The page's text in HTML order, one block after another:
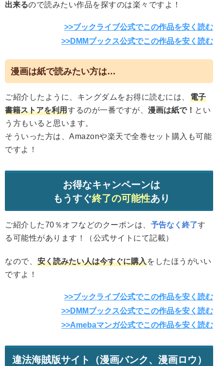
出来るので読みたい作品を探すのは楽々ですよ！
>>ブックライブ公式でこの作品を安く読む
>>DMMブックス公式でこの作品を安く読む
漫画は紙で読みたい方は…
ご紹介したように、キングダムをお得に読むには、 電子
書籍ストアを利用するのが一番ですが、 漫画は紙で！ とい
う方もいると思います。
そういった方は、Amazonや楽天で全巻セット購入も可能
ですよ！
お得なキャンペーンは
もうすぐ終了の可能性あり
ご紹介した70％オフなどのクーポンは、 予告なく終了す
る可能性があります！（公式サイトにて記載）
なので、 安く読みたい人は今すぐに購入をしたほうがいい
ですよ！
>>ブックライブ公式でこの作品を安く読む
>>DMMブックス公式でこの作品を安く読む
>>Amebaマンガ公式でこの作品を安く読む
違法海賊版サイト（漫画バンク、漫画ロウ）